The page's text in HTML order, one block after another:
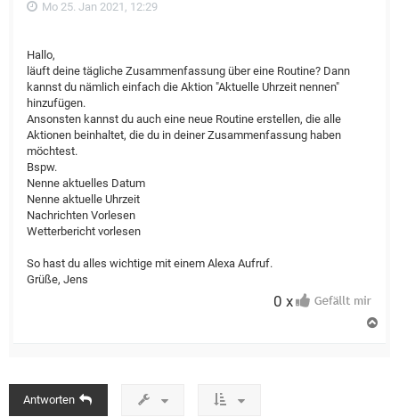
Mo 25. Jan 2021, 12:29
Hallo,
läuft deine tägliche Zusammenfassung über eine Routine? Dann
kannst du nämlich einfach die Aktion "Aktuelle Uhrzeit nennen"
hinzufügen.
Ansonsten kannst du auch eine neue Routine erstellen, die alle
Aktionen beinhaltet, die du in deiner Zusammenfassung haben
möchtest.
Bspw.
Nenne aktuelles Datum
Nenne aktuelle Uhrzeit
Nachrichten Vorlesen
Wetterbericht vorlesen
So hast du alles wichtige mit einem Alexa Aufruf.
Grüße, Jens
0 x
Antworten